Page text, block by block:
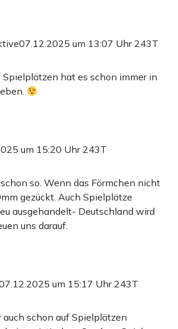
07.12.2025 um 13:07 Uhr 243T
hat es schon immer in
um 15:20 Uhr 243T
so. Wenn das Förmchen nicht
gezückt. Auch Spielplätze
ausgehandelt- Deutschland wird
uns darauf.
um 15:17 Uhr 243T
schon auf Spielplätzen